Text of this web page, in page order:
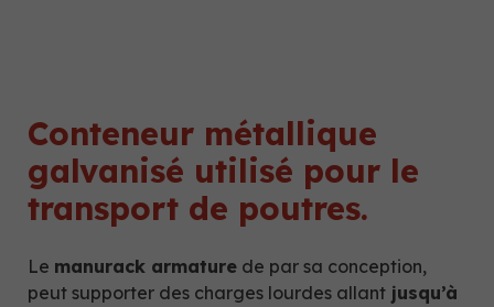
Conteneur métallique
galvanisé utilisé pour le
transport de poutres.
Le manurack armature de par sa conception,
peut supporter des charges lourdes allant jusqu’à